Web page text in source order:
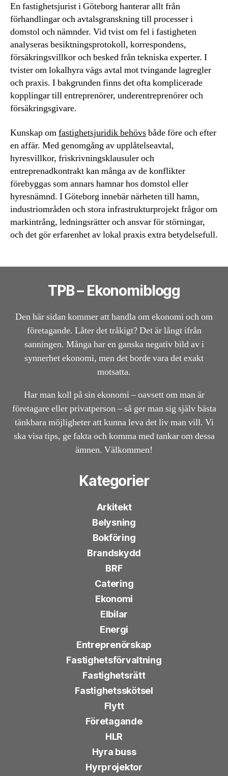
En fastighetsjurist i Göteborg hanterar allt från
förhandlingar och avtalsgranskning till processer i
domstol och nämnder. Vid tvist om fel i fastigheten
analyseras besiktningsprotokoll, korrespondens,
försäkringsvillkor och besked från tekniska experter. I
tvister om lokalhyra vägs avtal mot tvingande lagregler
och praxis. I bakgrunden finns det ofta komplicerade
kopplingar till entreprenörer, underentreprenörer och
försäkringsgivare.
Kunskap omfastighetsjuridik behövsbåde före och efter
en affär. Med genomgång av upplåtelseavtal,
hyresvillkor, friskrivningsklausuler och
entreprenadkontrakt kan många av de konflikter
förebyggas som annars hamnar hos domstol eller
hyresnämnd. I Göteborg innebär närheten till hamn,
industriområden och stora infrastrukturprojekt frågor om
markintrång, ledningsrätter och ansvar för störningar,
och det gör erfarenhet av lokal praxis extra betydelsefull.
TPB – Ekonomiblogg
Den här sidan kommer att handla om ekonomi och om
företagande. Låter det tråkigt? Det är långt ifrån
sanningen. Många har en ganska negativ bild av i
synnerhet ekonomi, men det borde vara det exakt
motsatta.
Har man koll på sin ekonomi – oavsett om man är
företagare eller privatperson – så ger man sig själv bästa
tänkbara möjligheter att kunna leva det liv man vill. Vi
ska visa tips, ge fakta och komma med tankar om dessa
ämnen. Välkommen!
Kategorier
Arkitekt
Belysning
Bokföring
Brandskydd
BRF
Catering
Ekonomi
Elbilar
Energi
Entreprenörskap
Fastighetsförvaltning
Fastighetsrätt
Fastighetsskötsel
Flytt
Företagande
HLR
Hyra buss
Hyrprojektor